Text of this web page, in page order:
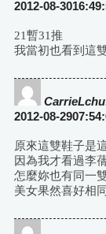
2012-08-
21暫31推
我當初也看到這
CarrieLchu
2012-08-
原來這雙鞋子是
因為我才看過李
怎麼妳也有同一
美女果然喜好相